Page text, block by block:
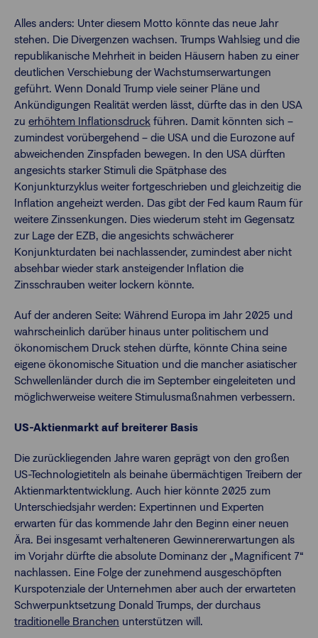
Alles anders: Unter diesem Motto könnte das neue Jahr
stehen. Die Divergenzen wachsen. Trumps Wahlsieg und die
republikanische Mehrheit in beiden Häusern haben zu einer
deutlichen Verschiebung der Wachstumserwartungen
geführt. Wenn Donald Trump viele seiner Pläne und
Ankündigungen Realität werden lässt, dürfte das in den USA
zu erhöhtem Inflationsdruck führen. Damit könnten sich –
zumindest vorübergehend – die USA und die Eurozone auf
abweichenden Zinspfaden bewegen. In den USA dürften
angesichts starker Stimuli die Spätphase des
Konjunkturzyklus weiter fortgeschrieben und gleichzeitig die
Inflation angeheizt werden. Das gibt der Fed kaum Raum für
weitere Zinssenkungen. Dies wiederum steht im Gegensatz
zur Lage der EZB, die angesichts schwächerer
Konjunkturdaten bei nachlassender, zumindest aber nicht
absehbar wieder stark ansteigender Inflation die
Zinsschrauben weiter lockern könnte.
Auf der anderen Seite: Während Europa im Jahr 2025 und
wahrscheinlich darüber hinaus unter politischem und
ökonomischem Druck stehen dürfte, könnte China seine
eigene ökonomische Situation und die mancher asiatischer
Schwellenländer durch die im September eingeleiteten und
möglichwerweise weitere Stimulusmaßnahmen verbessern.
US-Aktienmarkt auf breiterer Basis
Die zurückliegenden Jahre waren geprägt von den großen
US-Technologietiteln als beinahe übermächtigen Treibern der
Aktienmarktentwicklung. Auch hier könnte 2025 zum
Unterschiedsjahr werden: Expertinnen und Experten
erwarten für das kommende Jahr den Beginn einer neuen
Ära. Bei insgesamt verhalteneren Gewinnererwartungen als
im Vorjahr dürfte die absolute Dominanz der „Magnificent 7“
nachlassen. Eine Folge der zunehmend ausgeschöpften
Kurspotenziale der Unternehmen aber auch der erwarteten
Schwerpunktsetzung Donald Trumps, der durchaus
traditionelle Branchen unterstützen will.